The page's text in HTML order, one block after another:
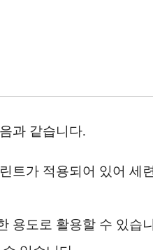
과 같습니다.
트가 적용되어 있어 세
용도로 활용할 수 있습